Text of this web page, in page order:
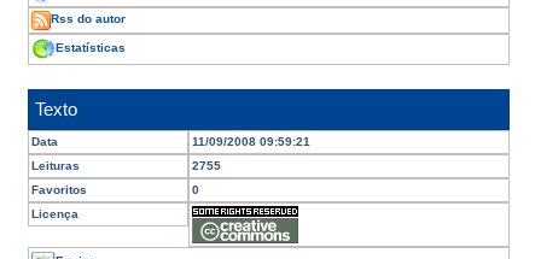
Rss do autor
Estatísticas
Texto
Data
11/09/2008 09:59:21
Leituras
2755
Favoritos
0
Licença